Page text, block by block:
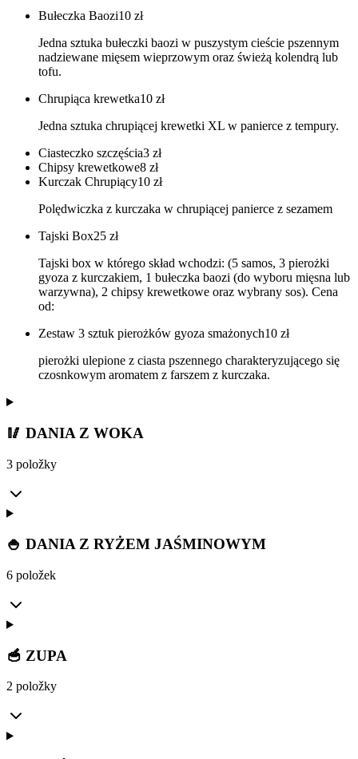
Bułeczka Baozi10 zł
Jedna sztuka bułeczki baozi w puszystym cieście pszennym
nadziewane mięsem wieprzowym oraz świeżą kolendrą lub
tofu.
Chrupiąca krewetka10 zł
Jedna sztuka chrupiącej krewetki XL w panierce z tempury.
Ciasteczko szczęścia3 zł
Chipsy krewetkowe8 zł
Kurczak Chrupiący10 zł
Polędwiczka z kurczaka w chrupiącej panierce z sezamem
Tajski Box25 zł
Tajski box w którego skład wchodzi: (5 samos, 3 pierożki
gyoza z kurczakiem, 1 bułeczka baozi (do wyboru mięsna lub
warzywna), 2 chipsy krewetkowe oraz wybrany sos). Cena
od:
Zestaw 3 sztuk pierożków gyoza smażonych10 zł
pierożki ulepione z ciasta pszennego charakteryzującego się
czosnkowym aromatem z farszem z kurczaka.
🥢 DANIA Z WOKA
3 položky
🍚 DANIA Z RYŻEM JAŚMINOWYM
6 položek
🥣 ZUPA
2 položky